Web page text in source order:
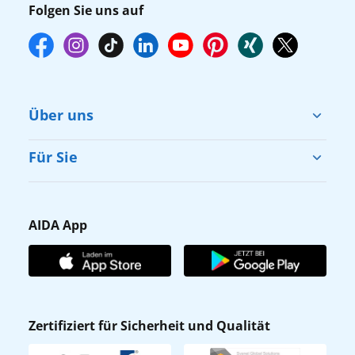
Folgen Sie uns auf
Über uns
Cruise & Help
Karriere
Affiliateprogramm
Verhaltens- & Ethikkodex
Für Sie
Gästefragebogen
AIDA Club
AIDA App
AIDA App
Zertifiziert für Sicherheit und Qualität